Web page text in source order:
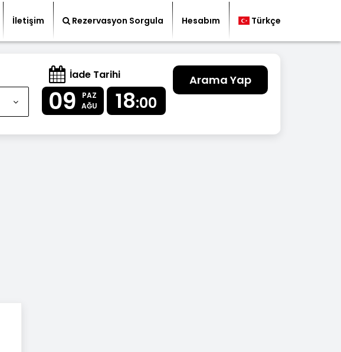
İletişim Rezervasyon Sorgula Hesabım Türkçe
İade Tarihi
09
PAZ
AĞU
18:00
Arama Yap